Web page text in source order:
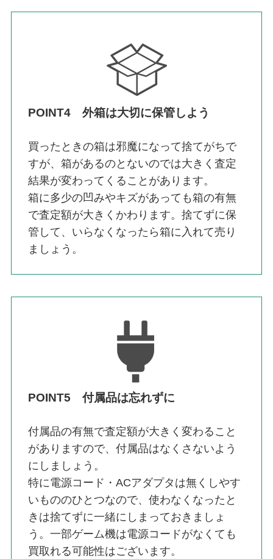
POINT4 外箱は大切に保管しよう
買ったときの箱は邪魔になって捨てがちで
すが、箱があるのとないのでは大きく査定
結果が変わってくることがあります。
箱に多少の凹みやキズがあっても箱の有無
で査定額が大きくかわります。捨てずに保
管して、いらなくなったら箱に入れて売り
ましょう。
POINT5 付属品は忘れずに
付属品の有無で査定額が大きく変わること
がありますので、付属品はなくさないよう
にしましょう。
特に電源コード・ACアダプタは無くしやす
いもののひとつなので、使わなくなったと
きは捨てずに一緒にしまっておきましょ
う。一部ゲーム機は電源コードがなくても
買取れる可能性はございます。